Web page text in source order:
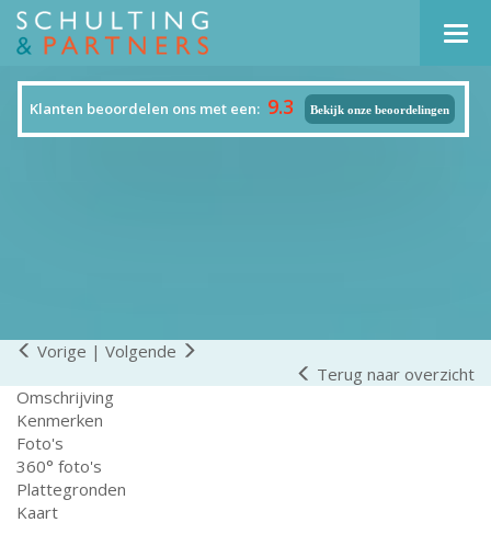
Klanten beoordelen ons met een: 9.3 Bekijk onze beoordelingen
Vorige | Volgende
Terug naar overzicht
Omschrijving
Kenmerken
Foto's
360° foto's
Plattegronden
Kaart